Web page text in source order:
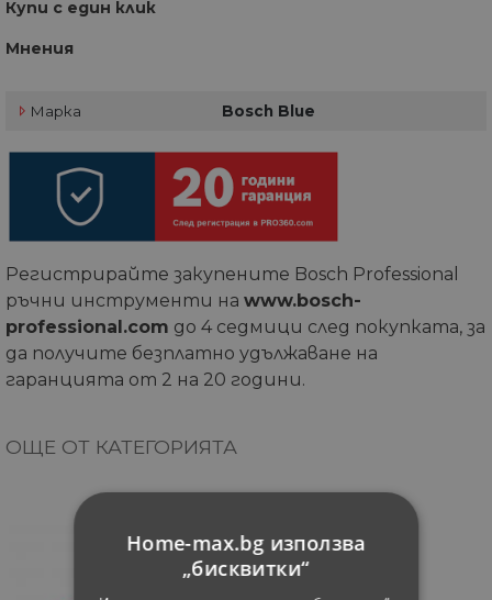
Купи с един клик
Мнения
Марка Bosch Blue
Регистрирайте закупените Bosch Professional
ръчни инструменти на www.bosch-
professional.com до 4 седмици след покупката, за
да получите безплатно удължаване на
гаранцията от 2 на 20 години.
ОЩЕ ОТ КАТЕГОРИЯТА
Home-max.bg използва
„бисквитки“